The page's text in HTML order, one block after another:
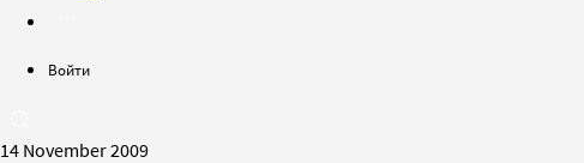
Войти
14 November 2009